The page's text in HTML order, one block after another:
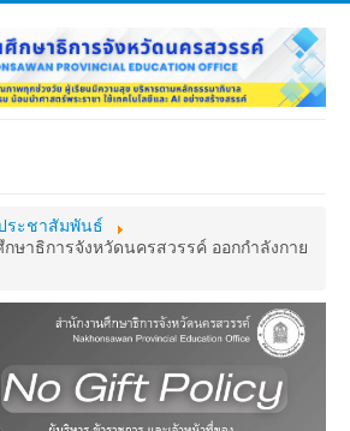
ยใน
MY OFFICE
ต่อ
ระชาสัมพันธ์
ษาธิการจังหวัดนครสวรรค์ ออกกำลังกาย